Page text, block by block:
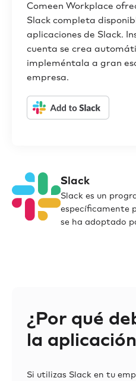
Comeen Workplace
Slack completa
aplicaciones de Slack.
cuenta se crea
impleméntala a gran
empresa.
Slack
Slack es un
específicamente
se ha adoptado
¿Por qué
la
Si utilizas Slack en tu